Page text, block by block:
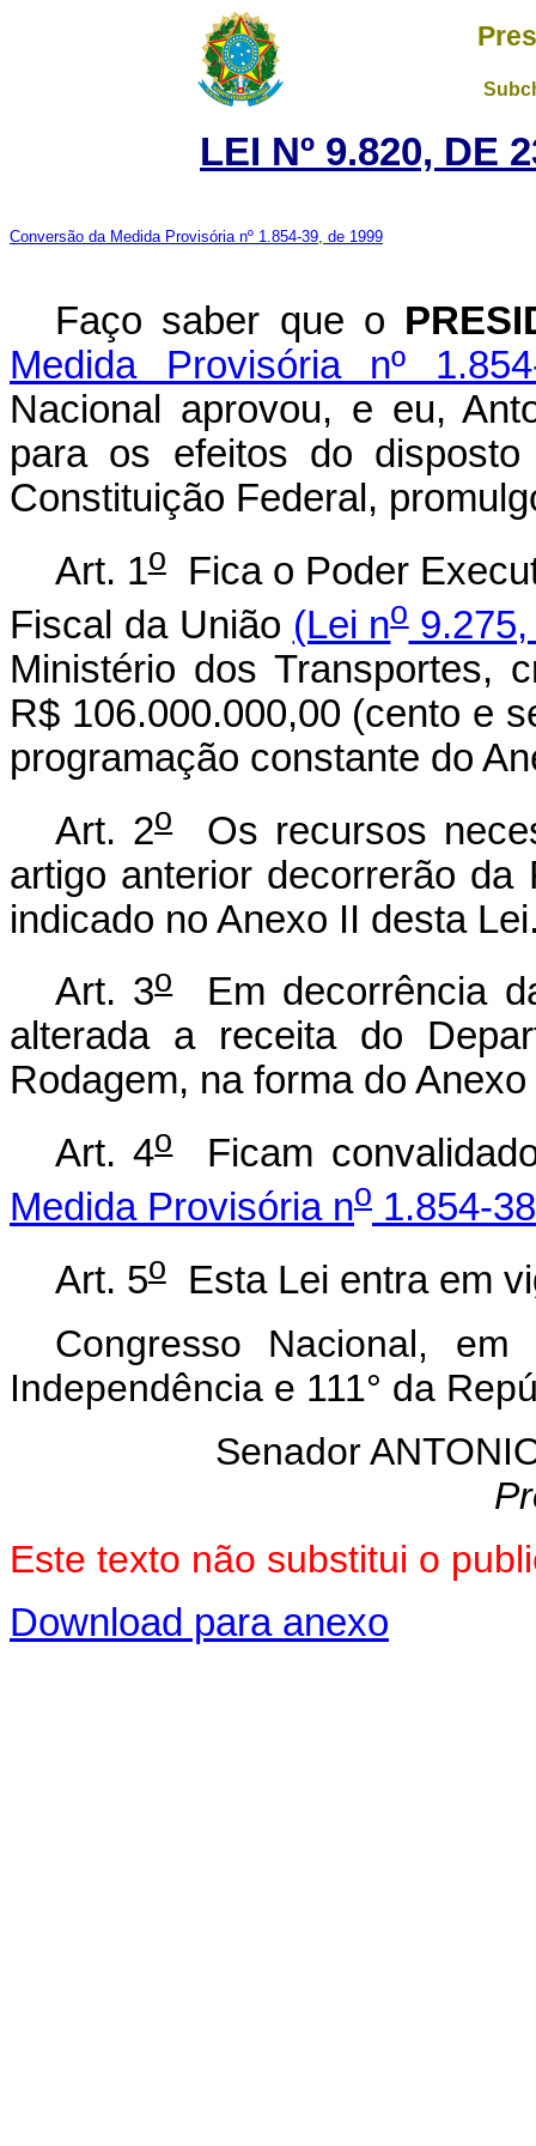
LEI Nº 9.820, DE
Conversão da Medida Provisória nº 1.854-39, de 1999
Faço saber que o
Medida Provisória nº
Nacional aprovou, e eu,
para os efeitos do
Constituição Federal,
Art. 1oFica o Poder
Fiscal da União (Lei no9.275,
Ministério dos Transportes,
R$ 106.000.000,00 (cento e
programação constante do
Art. 2oOs recursos
artigo anterior decorrerão da
indicado no Anexo II desta
Art. 3oEm decorrência
alterada a receita do
Rodagem, na forma do Anexo
Art. 4oFicam
Medida Provisória no 1.854-
Art. 5oEsta Lei entra em
Congresso Nacional,
Independência e 111° da
Senador
Este texto não substitui o
Download para anexo